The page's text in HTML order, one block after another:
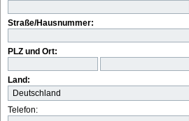
Straße/Hausnummer:
PLZ und Ort:
Land:
Telefon: